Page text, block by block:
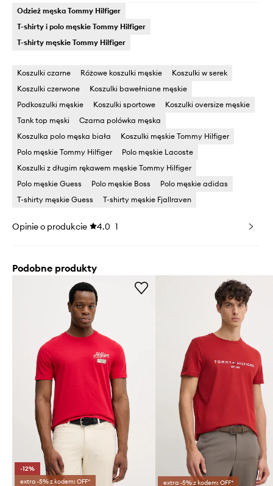
Odzież męska Tommy Hilfiger
T-shirty i polo męskie Tommy Hilfiger
T-shirty męskie Tommy Hilfiger
Koszulki czarne Różowe koszulki męskie
Koszulki w serek
Koszulki czerwone
Koszulki bawełniane męskie
Podkoszulki męskie
Koszulki sportowe
Koszulki oversize męskie
Tank top męski
Czarna polówka męska
Koszulka polo męska biała
Koszulki męskie Tommy Hilfiger
Polo męskie Tommy Hilfiger
Polo męskie Lacoste
Koszulki z długim rękawem męskie Tommy Hilfiger
Polo męskie Guess
Polo męskie Boss
Polo męskie adidas
T-shirty męskie Guess
T-shirty męskie Fjallraven
Opinie o produkcie 4.0 1
Podobne produkty
-12%
extra -5% z kodem: OFF*
extra -5% z kodem: OFF*